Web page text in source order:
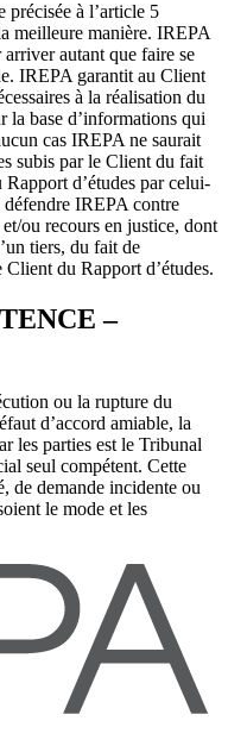
précisée à l’article 5
meilleure manière. IREPA
autant que faire se
IREPA garantit au Client
à la réalisation du
la base d’informations qui
cas IREPA ne saurait
subis par le Client du fait
d’études par celui-
défendre IREPA contre
ou recours en justice, dont
tiers, du fait de
du Rapport d’études.
–
ou la rupture du
d’accord amiable, la
les parties est le Tribunal
seul compétent. Cette
de demande incidente ou
le mode et les